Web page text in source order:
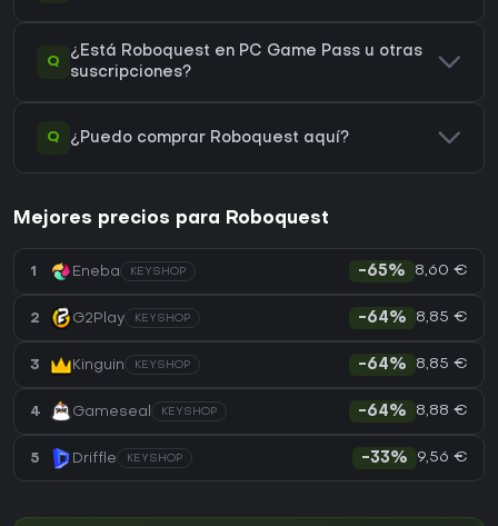
Q
¿Está Roboquest en PC Game Pass u otras
suscripciones?
Q ¿Puedo comprar Roboquest aquí?
Mejores precios para Roboquest
1 Eneba KEYSHOP -65% 8,60 €
2 G2Play KEYSHOP -64% 8,85 €
3 Kinguin KEYSHOP -64% 8,85 €
4 Gameseal KEYSHOP -64% 8,88 €
5 Driffle KEYSHOP -33% 9,56 €